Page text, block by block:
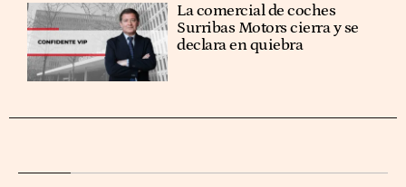
La comercial de coches
Surribas Motors cierra y se
declara en quiebra